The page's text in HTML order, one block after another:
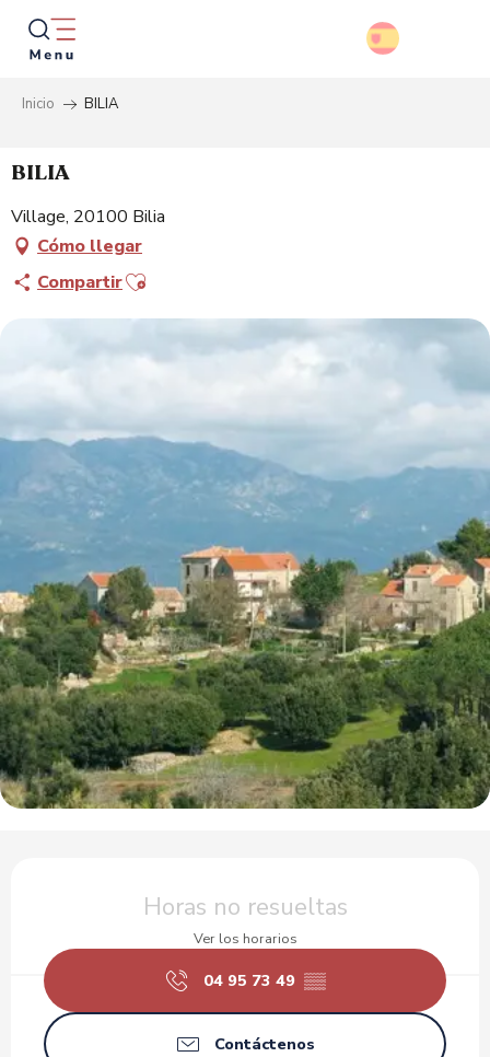
Aller
contenu
principal
Inicio BILIA
BILIA
Village, 20100 Bilia
Cómo llegar
CompartirAjouter aux favoris
Horas no resueltas
Ver los horarios
04 95 73 49 ▒▒
Contáctenos